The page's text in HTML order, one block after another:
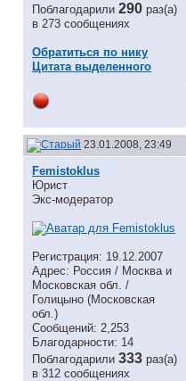
Поблагодарили 290 раз(а)
в 273 сообщениях
Обратиться по нику
Цитата выделенного
23.01.2008, 23:49
Femistoklus
Юрист
Экс-модератор
Регистрация: 19.12.2007
Адрес: Россия / Москва и
Московская обл. /
Голицыно (Московская
обл.)
Сообщений: 2,253
Благодарности: 14
Поблагодарили 333 раз(а)
в 312 сообщениях